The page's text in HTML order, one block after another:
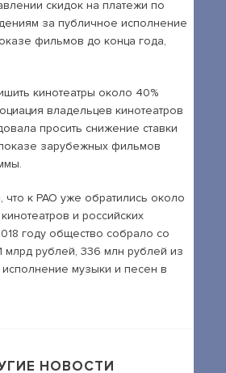
соглашение
организации
оферта
обработку персональных
регистрации на сайте
обработку персональных
данных (Cookie)
персональных данных
скидок на платежи по
за публичное исполнение
фильмов до конца года,
кинотеатры около 40%
владельцев кинотеатров
просить снижение ставки
зарубежных фильмов
что к РАО уже обратились около
и российских
году общество собрало со
млрд рублей, 336 млн рублей из
музыки и песен в
НОВОСТИ